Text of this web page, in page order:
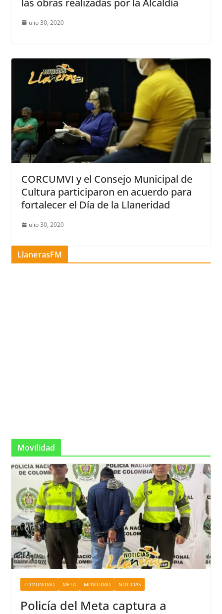
julio 30, 2020
CORCUMVI y el Consejo Municipal de
Cultura participaron en acuerdo para
fortalecer el Día de la Llaneridad
julio 30, 2020
LlanerasFM
Movilidad
COMUNIDAD META MOVILIDAD NOTICIAS
Policía del Meta captura a